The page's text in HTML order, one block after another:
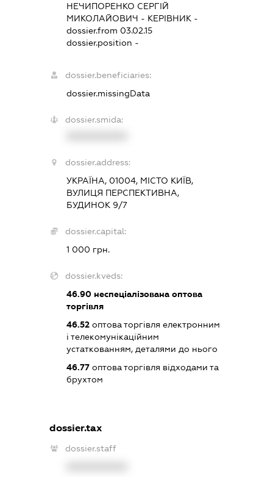
НЕЧИПОРЕНКО СЕРГІЙ
МИКОЛАЙОВИЧ - КЕРІВНИК -
dossier.from 03.02.15
dossier.position -
dossier.beneficiaries:
dossier.missingData
dossier.smida:
dossier.address:
УКРАЇНА, 01004, МІСТО КИЇВ,
ВУЛИЦЯ ПЕРСПЕКТИВНА,
БУДИНОК 9/7
dossier.capital:
1 000 грн.
dossier.kveds:
46.90неспеціалізована оптова
торгівля
46.52оптова торгівля електронним
і телекомунікаційним
устаткованням, деталями до нього
46.77оптова торгівля відходами та
брухтом
dossier.tax
dossier.staff